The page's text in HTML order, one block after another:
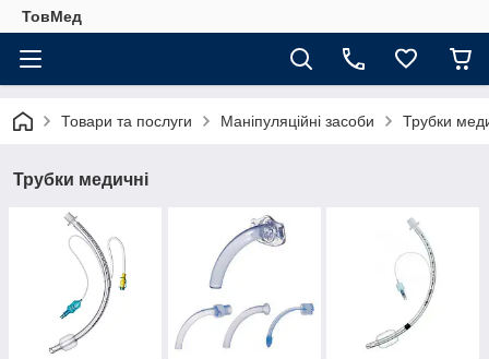
ТовМед
Товари та послуги Маніпуляційні засоби Трубки
Трубки медичні